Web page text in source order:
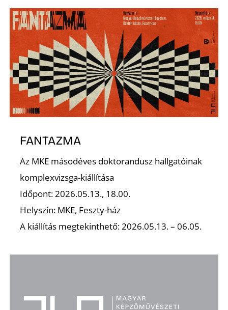
FANTAZMA
Az MKE másodéves doktorandusz hallgatóinak
komplexvizsga-kiállítása
Időpont: 2026.05.13., 18.00.
Helyszín: MKE, Feszty-ház
A kiállítás megtekinthető: 2026.05.13. – 06.05.